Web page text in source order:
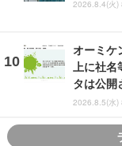
2026.8.4(火)
オーミケ
上に社名
タは公開
2026.8.5(水)